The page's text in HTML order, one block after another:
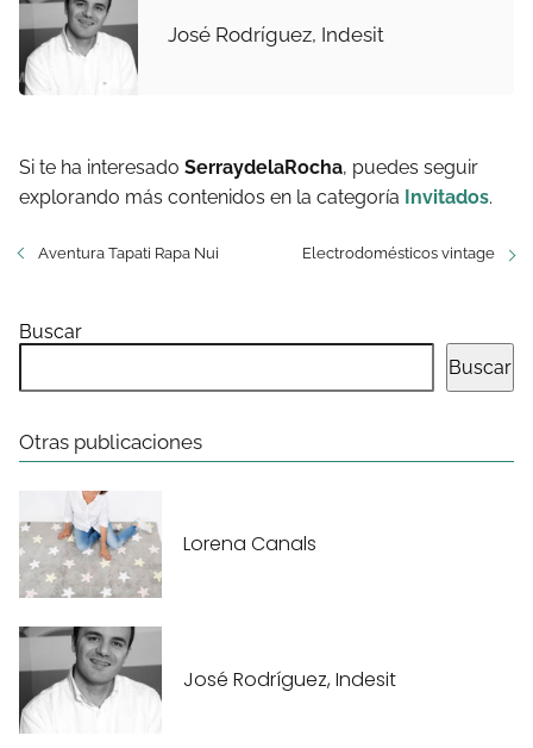
José Rodríguez, Indesit
Si te ha interesado SerraydelaRocha, puedes seguir
explorando más contenidos en la categoría Invitados.
Aventura Tapati Rapa Nui Electrodomésticos vintage
Buscar
Buscar
Otras publicaciones
Lorena Canals
José Rodríguez, Indesit